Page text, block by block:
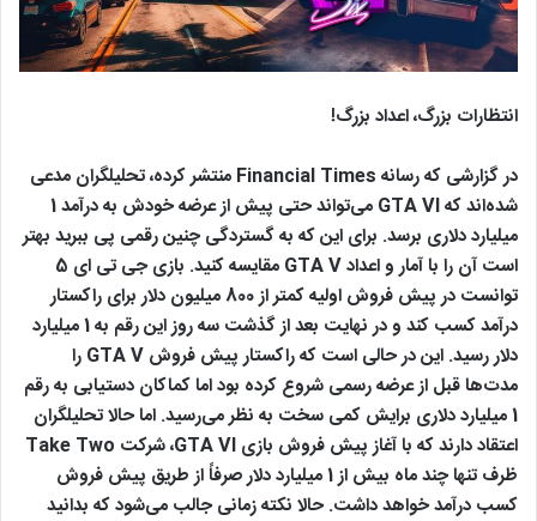
انتظارات بزرگ، اعداد بزرگ!
در گزارشی که رسانه Financial Times‌‌ منتشر کرده، تحلیلگران مدعی
شده‌اند که GTA VI می‌تواند حتی پیش از عرضه خودش به درآمد 1
میلیارد دلاری برسد. برای این که به گستردگی چنین رقمی پی ببرید بهتر
است آن را با آمار و اعداد GTA V مقایسه کنید. بازی جی تی ای 5
توانست در پیش فروش اولیه کمتر از 800 میلیون دلار برای راکستار
درآمد کسب کند و در نهایت بعد از گذشت سه روز این رقم به 1 میلیارد
دلار رسید. این در حالی است که راکستار پیش فروش GTA V را
مدت‌ها قبل از عرضه رسمی شروع کرده بود اما کماکان دستیابی به رقم
1 میلیارد دلاری برایش کمی سخت به نظر می‌رسید. اما حالا تحلیلگران
اعتقاد دارند که با آغاز پیش فروش بازی GTA VI، شرکت Take Two
ظرف تنها چند ماه بیش از 1 میلیارد دلار صرفاً از طریق پیش فروش
کسب درآمد خواهد داشت. حالا نکته زمانی جالب می‌شود که بدانید